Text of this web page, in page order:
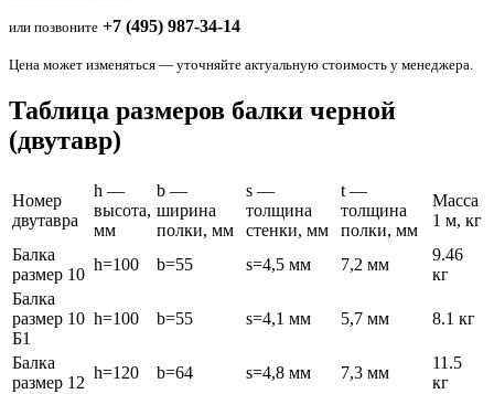
или позвоните +7 (495) 987-34-14
Цена может изменяться — уточняйте актуальную стоимость у менеджера.
Таблица размеров балки черной
(двутавр)
Номер
двутавра
h —
высота,
мм
b —
ширина
полки, мм
s —
толщина
стенки, мм
t —
толщина
полки, мм
Масса
1 м, кг
Балка
размер 10
h=100 b=55 s=4,5 мм 7,2 мм
9.46
кг
Балка
размер 10
Б1
h=100 b=55 s=4,1 мм 5,7 мм 8.1 кг
Балка
размер 12
h=120 b=64 s=4,8 мм 7,3 мм
11.5
кг